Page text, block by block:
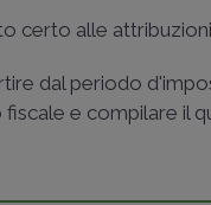
certo alle
dal periodo
e compilare il